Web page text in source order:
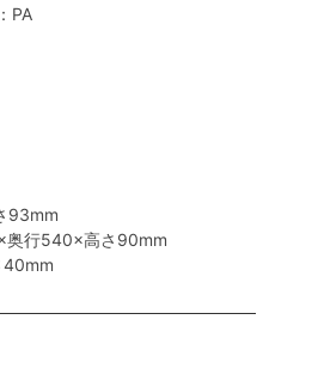
PA
93mm
奥行540×高さ90mm